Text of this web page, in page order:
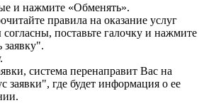
и нажмите «Обменять».
правила на оказание услуг
поставьте галочку и нажмите
заявку".
система перенаправит Вас на
заявки", где будет информация о ее